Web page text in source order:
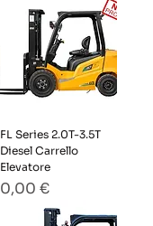
FL Series 2.0T-3.5T
Diesel Carrello
Elevatore
Prezzo
0,00 €